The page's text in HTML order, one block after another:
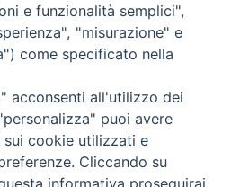
e funzionalità semplici",
"misurazione" e
come specificato nella
acconsenti all'utilizzo dei
puoi avere
cookie utilizzati e
Cliccando su